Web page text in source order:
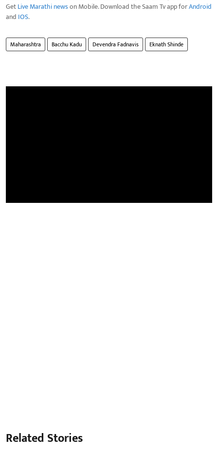
GetLive Marathi newson Mobile. Download the Saam Tv app forAndroid
and IOS.
Maharashtra Bacchu Kadu Devendra Fadnavis Eknath Shinde
Related Stories